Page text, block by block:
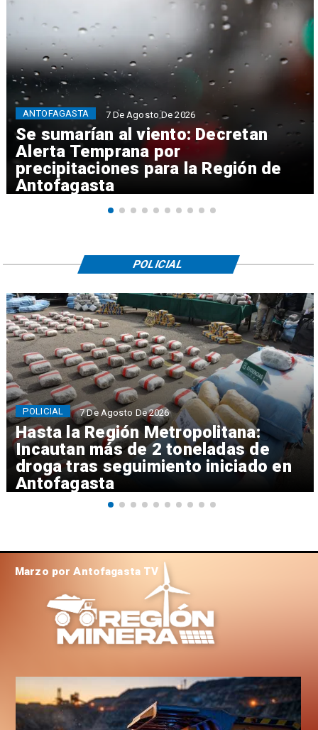
Se sumarían al viento: Decretan
Alerta Temprana por
precipitaciones para la Región de
Antofagasta
ANTOFAGASTA 7 De Agosto De 2026
Hasta la Región Metropolitana:
Incautan más de 2 toneladas de
droga tras seguimiento iniciado en
Antofagasta
POLICIAL 7 De Agosto De 2026
POLICIAL
Marzo por Antofagasta TV